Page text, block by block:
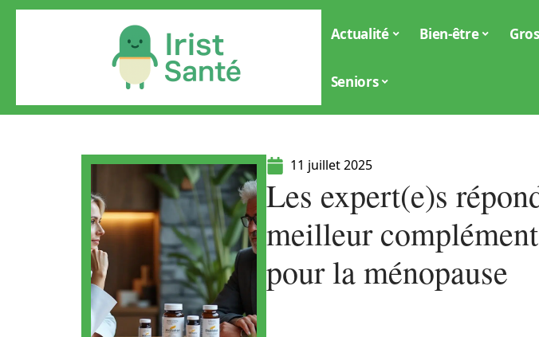
Actualité Bien-être
Seniors
11 juillet 2025
Les expert(e)s
meilleur
pour la ménopause